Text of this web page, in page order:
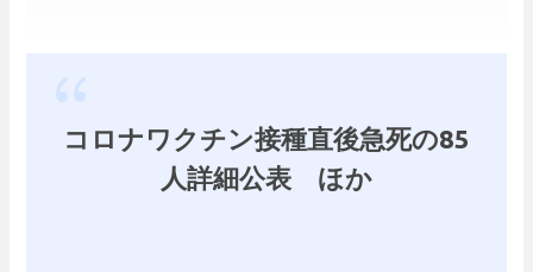
コロナワクチン接種直後急死の85
人詳細公表 ほか